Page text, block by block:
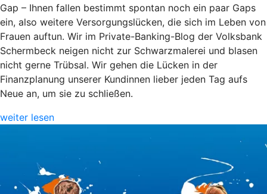
Gap – Ihnen fallen bestimmt spontan noch ein paar Gaps
ein, also weitere Versorgungslücken, die sich im Leben von
Frauen auftun. Wir im Private-Banking-Blog der Volksbank
Schermbeck neigen nicht zur Schwarzmalerei und blasen
nicht gerne Trübsal. Wir gehen die Lücken in der
Finanzplanung unserer Kundinnen lieber jeden Tag aufs
Neue an, um sie zu schließen.
weiter lesen